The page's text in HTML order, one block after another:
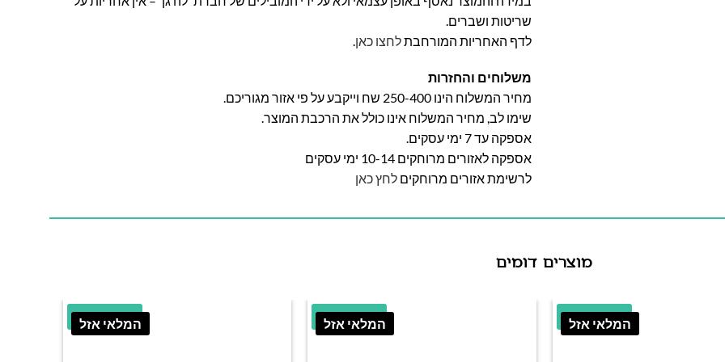
שריטות ושברים.
לדף האחריות המורחבתלחצו כאן.
משלוחים והחזרות
מחיר המשלוח הינו 250-400 שח וייקבע על פי אזור מגוריכם.
שימו לב, מחיר המשלוח אינו כולל את הרכבת המוצר.
אספקה עד 7 ימי עסקים.
אספקה לאזורים מרוחקים 10-14 ימי עסקים
לרשימת אזורים מרוחקים לחץ כאן
מוצרים דומים
המלאי אזל
44.69% הנחה המלאי אזל
23.41% הנחה המלאי אזל
21.69% הנחה